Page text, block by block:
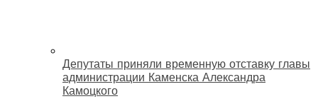
Депутаты приняли временную отставку главы
администрации Каменска Александра
Камоцкого